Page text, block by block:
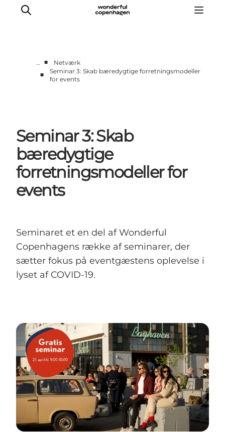
Vi arbejder for
Om Wonderful Copenhagen
… ■
Netværk
■
Seminar 3: Skab bæredygtige forretningsmodeller
for events
Seminar 3: Skab
bæredygtige
forretningsmodeller for
events
Seminaret et en del af Wonderful
Copenhagens række af seminarer, der
sætter fokus på eventgæstens oplevelse i
lyset af COVID-19.